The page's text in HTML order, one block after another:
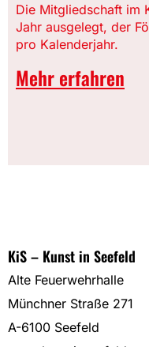
Die Mitgliedschaft im
Jahr ausgelegt, der
pro Kalenderjahr.
Mehr erfahren
KiS – Kunst in Seefeld
Alte Feuerwehrhalle
Münchner Straße 271
A-6100 Seefeld